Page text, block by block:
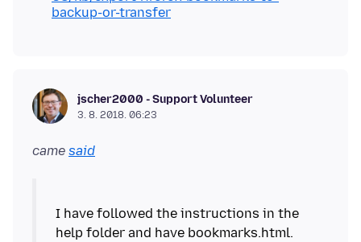
backup-or-transfer
jscher2000 - Support Volunteer
3. 8. 2018. 06:23
came said
I have followed the instructions in the
help folder and have bookmarks.html.